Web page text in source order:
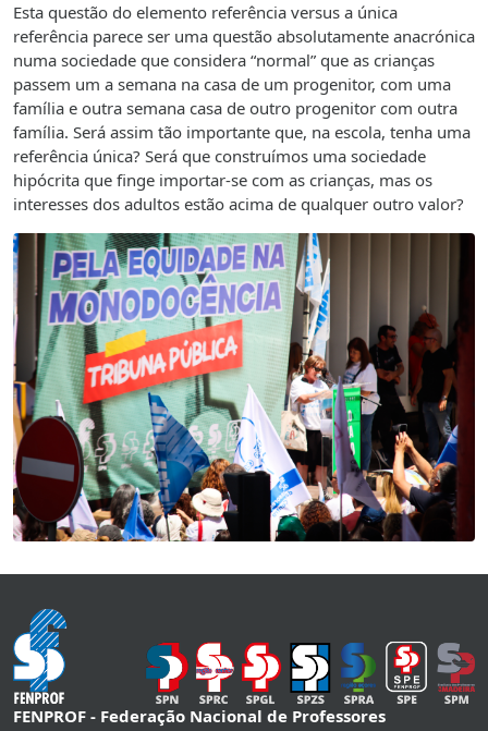
Esta questão do elemento referência versus a única
referência parece ser uma questão absolutamente anacrónica
numa sociedade que considera “normal” que as crianças
passem um a semana na casa de um progenitor, com uma
família e outra semana casa de outro progenitor com outra
família. Será assim tão importante que, na escola, tenha uma
referência única? Será que construímos uma sociedade
hipócrita que finge importar-se com as crianças, mas os
interesses dos adultos estão acima de qualquer outro valor?
FENPROF - Federação Nacional de Professores